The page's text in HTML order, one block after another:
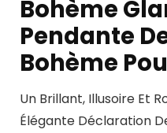
Bohème
Pendante
Bohème
Un Brillant, Illusoire Et
Élégante Déclaration